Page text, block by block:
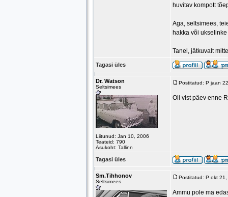
huvitav kompott
Aga, seltsimees,
hakka või
Tanel, jätkuvalt
Tagasi üles
Dr. Watson
Seltsimees
Liitunud: Jan 10, 2006
Teateid: 790
Asukoht: Tallinn
Postitatud: P jaan
Oli vist päev enne
Tagasi üles
Sm.Tihhonov
Seltsimees
Postitatud: P okt
Ammu pole ma